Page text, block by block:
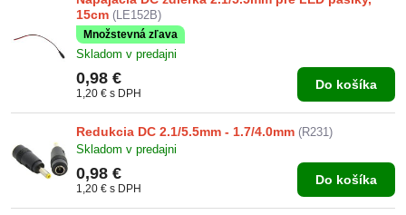
15cm (LE152B)
Množstevná zľava
Skladom v predajni
0,98 €
1,20 € s DPH
Do košíka
Redukcia DC 2.1/5.5mm - 1.7/4.0mm (R231)
Skladom v predajni
0,98 €
1,20 € s DPH
Do košíka